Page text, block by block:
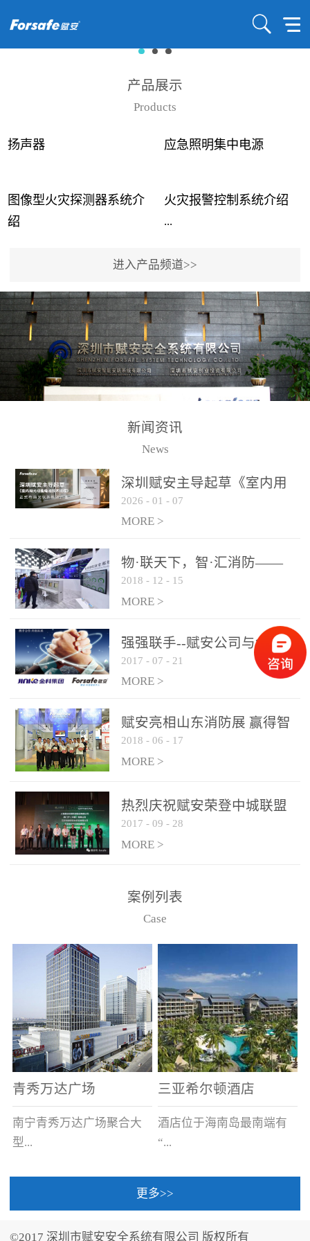
产品展示
Products
扬声器 应急照明集中电源
图像型火灾探测器系统介
绍
...
事故频发，传统的火灾探
测方法已无法满足要求。
尤其是目前众多的大型影
剧院、会议展览中心、体
育馆、大型仓库和隧道空
间等，其建筑结构特殊、
火灾隐患多。一旦发生火
传统的火灾关测器无法被
及时缺发，不能及早发现
和有效扑救火火，这不仅
力和闲难，同时也将造成
巨大的经济损失和社会影
响，基至还会造成人员伤
亡。图像型火灾探测器正
是针对这种高大空间建筑
物的消防设施、设备通过
现场图像的实时获取、预
处理和特征提取分析，实
现火焰的跟踪和识别。能
更早的进行预警，达到早
报早防的效果。 系统构
成示意图： 图像型火灾
和监控端两大部分组成。
两者之间通过以太网相
联，一台监控主机最多可
从监控主机上获取，最多
只能接6台，超过的需从现
火灾报警控制系统介绍
...
用了具有仲裁机制和冗余
校验的总线传输技术、线
路状态检测与保护技术、
后向光电感烟探测技术、
高可靠的系统抗干扰技术
等多项专利技术和专有技
警领域三十多年技术积累
和工程实践的结晶。
进入产品频道>>
新闻资讯
News
深圳赋安主导起草《室内用
光动能电池技术规程》 正式
布局光伏新能源产业
2026 - 01 - 07
MORE >
物·联天下，智·汇消防——
赋安F&S 2018上海消防展圆
满落幕
2018 - 12 - 15
MORE >
强强联手--赋安公司与金科
集团达成战略合作协议
2017 - 07 - 21
MORE >
赋安亮相山东消防展 赢得智
慧消防新荣耀
2018 - 06 - 17
MORE >
热烈庆祝赋安荣登中城联盟
联合采购战略合作平台
2017 - 09 - 28
MORE >
案例列表
Case
青秀万达广场
南宁青秀万达广场聚合大
型...
三亚希尔顿酒店
酒店位于海南岛最南端有
“...
中国的海岛天堂”之美称的
更多>>
©2017 深圳市赋安安全系统有限公司 版权所有